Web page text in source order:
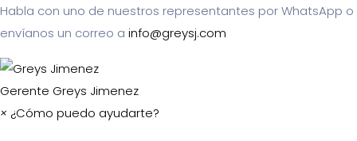
Habla con uno de nuestros representantes por WhatsApp o
envíanos un correo a info@greysj.com
Gerente Greys Jimenez
× ¿Cómo puedo ayudarte?